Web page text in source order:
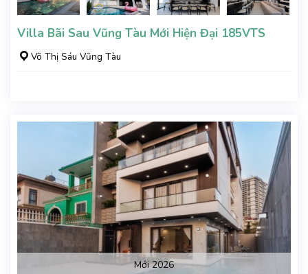
Villa Bãi Sau Vũng Tàu Mới Hiện Đại 185VTS
Võ Thị Sáu Vũng Tàu
Mới 2026